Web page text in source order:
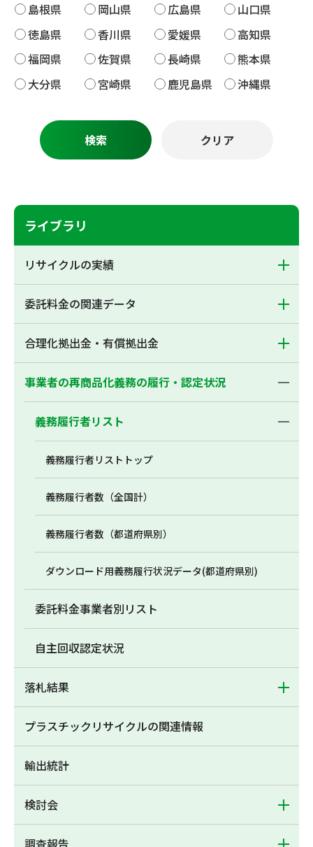
島根県
岡山県 広島県
山口県
徳島県
香川県 愛媛県
高知県
福岡県
佐賀県 長崎県
熊本県
大分県
宮崎県 鹿児島県 沖縄県
ライブラリ
リサイクルの実績
委託料金の関連データ
合理化拠出金・有償拠出金
事業者の再商品化義務の履行・認定状況
義務履行者リスト
義務履行者リストトップ
義務履行者数（全国計）
義務履行者数（都道府県別）
ダウンロード用義務履行状況データ(都道府県別)
委託料金事業者別リスト
自主回収認定状況
落札結果
プラスチックリサイクルの関連情報
輸出統計
検討会
調査報告